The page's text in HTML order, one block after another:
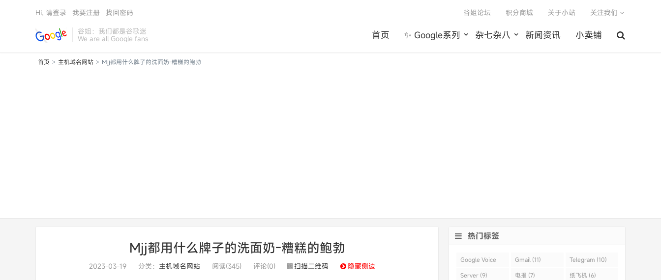
谷姐：我们都是谷歌迷
We are all Google fans 首页 ✨ Google系列 杂七杂八 新闻资讯 小卖铺
谷姐论坛 积分商城 关于小站 关注我们
Hi, 请登录 我要注册 找回密码
首页 > 主机域名网站 > Mjj都用什么牌子的洗面奶-糟糕的鲍勃
Mjj都用什么牌子的洗面奶-糟糕的鲍勃
2023-03-19 分类： 主机域名网站 阅读(345) 评论(0) 扫描二维码 隐藏侧边
热门标签
Google Voice
(43)
Gmail (11) Telegram (10)
Server (9) 电报 (7) 纸飞机 (6)